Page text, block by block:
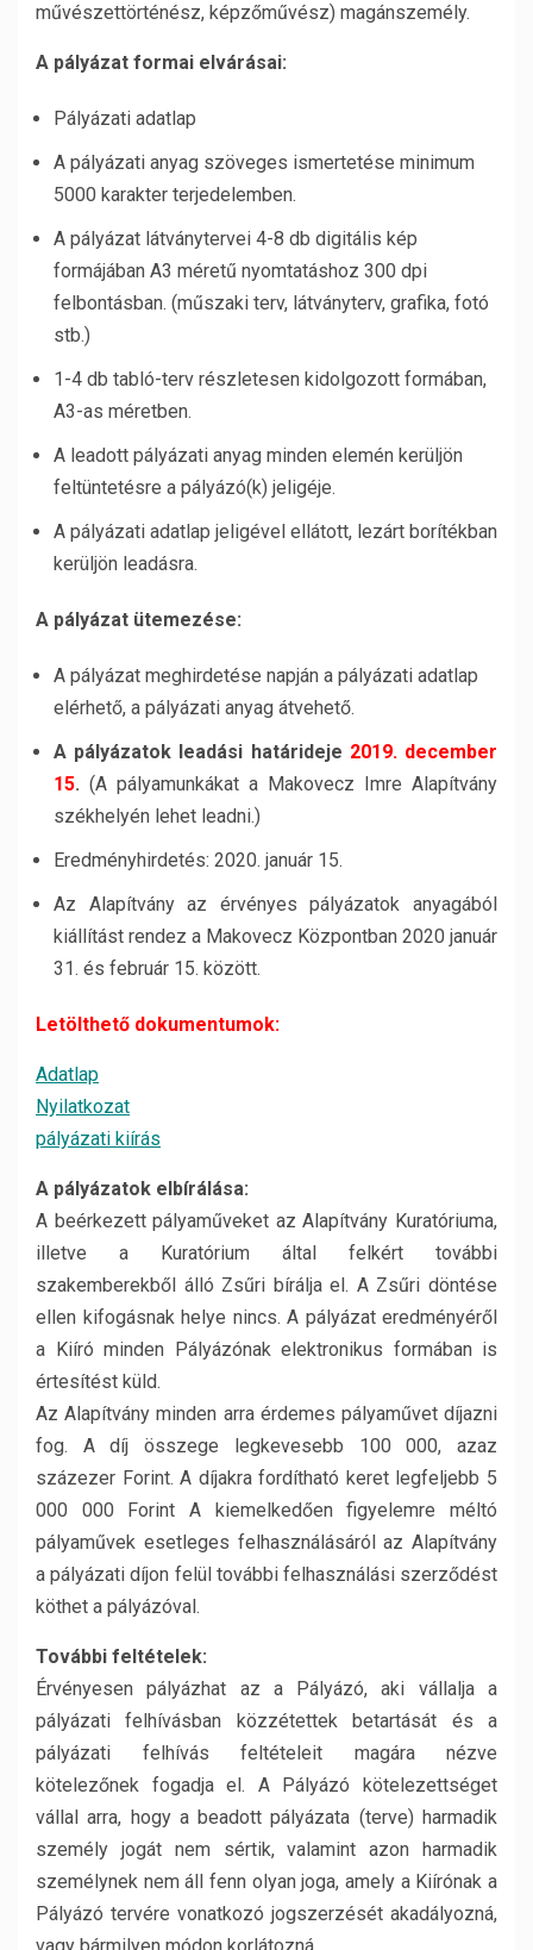
művészettörténész, képzőművész) magánszemély.
A pályázat formai elvárásai:
Pályázati adatlap
A pályázati anyag szöveges ismertetése minimum
5000 karakter terjedelemben.
A pályázat látványtervei 4-8 db digitális kép
formájában A3 méretű nyomtatáshoz 300 dpi
felbontásban. (műszaki terv, látványterv, grafika, fotó
stb.)
1-4 db tabló-terv részletesen kidolgozott formában,
A3-as méretben.
A leadott pályázati anyag minden elemén kerüljön
feltüntetésre a pályázó(k) jeligéje.
A pályázati adatlap jeligével ellátott, lezárt borítékban
kerüljön leadásra.
A pályázat ütemezése:
A pályázat meghirdetése napján a pályázati adatlap
elérhető, a pályázati anyag átvehető.
A pályázatok leadási határideje 2019. december
15. (A pályamunkákat a Makovecz Imre Alapítvány
székhelyén lehet leadni.)
Eredményhirdetés: 2020. január 15.
Az Alapítvány az érvényes pályázatok anyagából
kiállítást rendez a Makovecz Központban 2020 január
31. és február 15. között.
Letölthető dokumentumok:
Adatlap
Nyilatkozat
pályázati kiírás
A pályázatok elbírálása:
A beérkezett pályaműveket az Alapítvány Kuratóriuma,
illetve a Kuratórium által felkért további
szakemberekből álló Zsűri bírálja el. A Zsűri döntése
ellen kifogásnak helye nincs. A pályázat eredményéről
a Kiíró minden Pályázónak elektronikus formában is
értesítést küld.
Az Alapítvány minden arra érdemes pályaművet díjazni
fog. A díj összege legkevesebb 100 000, azaz
százezer Forint. A díjakra fordítható keret legfeljebb 5
000 000 Forint A kiemelkedően figyelemre méltó
pályaművek esetleges felhasználásáról az Alapítvány
a pályázati díjon felül további felhasználási szerződést
köthet a pályázóval.
További feltételek:
Érvényesen pályázhat az a Pályázó, aki vállalja a
pályázati felhívásban közzétettek betartását és a
pályázati felhívás feltételeit magára nézve
kötelezőnek fogadja el. A Pályázó kötelezettséget
vállal arra, hogy a beadott pályázata (terve) harmadik
személy jogát nem sértik, valamint azon harmadik
személynek nem áll fenn olyan joga, amely a Kiírónak a
Pályázó tervére vonatkozó jogszerzését akadályozná,